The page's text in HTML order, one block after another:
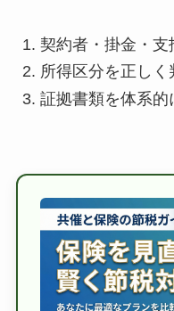
契約者・掛金・
所得区分を正しく
証拠書類を体系的